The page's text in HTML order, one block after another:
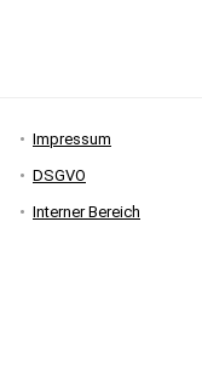
Impressum
DSGVO
Interner Bereich